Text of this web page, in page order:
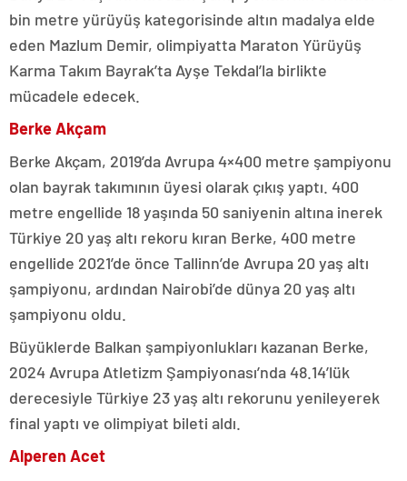
bin metre yürüyüş kategorisinde altın madalya elde
eden Mazlum Demir, olimpiyatta Maraton Yürüyüş
Karma Takım Bayrak’ta Ayşe Tekdal’la birlikte
mücadele edecek.
Berke Akçam
Berke Akçam, 2019’da Avrupa 4×400 metre şampiyonu
olan bayrak takımının üyesi olarak çıkış yaptı. 400
metre engellide 18 yaşında 50 saniyenin altına inerek
Türkiye 20 yaş altı rekoru kıran Berke, 400 metre
engellide 2021’de önce Tallinn’de Avrupa 20 yaş altı
şampiyonu, ardından Nairobi’de dünya 20 yaş altı
şampiyonu oldu.
Büyüklerde Balkan şampiyonlukları kazanan Berke,
2024 Avrupa Atletizm Şampiyonası’nda 48.14’lük
derecesiyle Türkiye 23 yaş altı rekorunu yenileyerek
final yaptı ve olimpiyat bileti aldı.
Alperen Acet